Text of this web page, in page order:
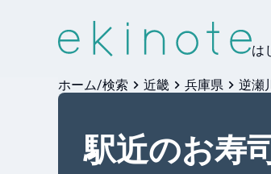
は
ホーム/検索 近畿 兵庫県 逆瀬
駅近のお寿